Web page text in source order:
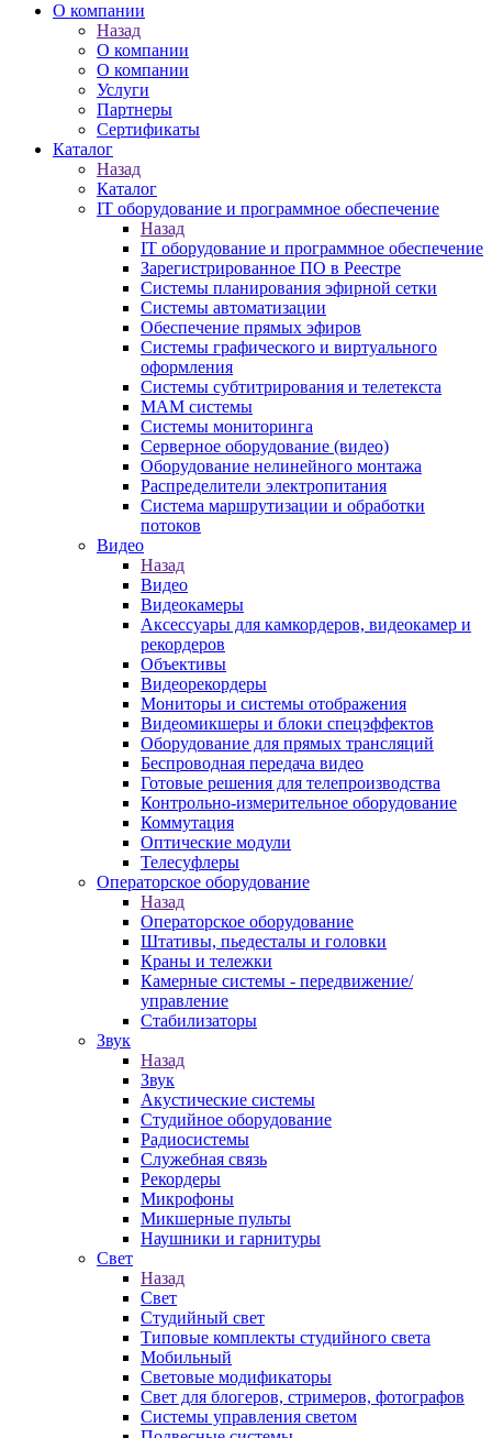
О компании
Назад
О компании
О компании
Услуги
Партнеры
Сертификаты
Каталог
Назад
Каталог
IT оборудование и программное обеспечение
Назад
IT оборудование и программное обеспечение
Зарегистрированное ПО в Реестре
Системы планирования эфирной сетки
Системы автоматизации
Обеспечение прямых эфиров
Системы графического и виртуального
оформления
Системы субтитрирования и телетекста
MAM системы
Системы мониторинга
Серверное оборудование (видео)
Оборудование нелинейного монтажа
Распределители электропитания
Система маршрутизации и обработки
потоков
Видео
Назад
Видео
Видеокамеры
Аксессуары для камкордеров, видеокамер и
рекордеров
Объективы
Видеорекордеры
Мониторы и системы отображения
Видеомикшеры и блоки спецэффектов
Оборудование для прямых трансляций
Беспроводная передача видео
Готовые решения для телепроизводства
Контрольно-измерительное оборудование
Коммутация
Оптические модули
Телесуфлеры
Операторское оборудование
Назад
Операторское оборудование
Штативы, пьедесталы и головки
Краны и тележки
Камерные системы - передвижение/
управление
Стабилизаторы
Звук
Назад
Звук
Акустические системы
Студийное оборудование
Радиосистемы
Служебная связь
Рекордеры
Микрофоны
Микшерные пульты
Наушники и гарнитуры
Свет
Назад
Свет
Студийный свет
Типовые комплекты студийного света
Мобильный
Световые модификаторы
Свет для блогеров, стримеров, фотографов
Системы управления светом